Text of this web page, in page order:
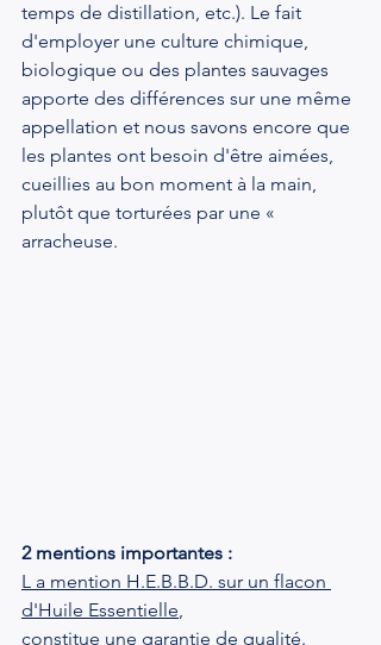
temps de distillation, etc.). Le fait
d'employer une culture chimique,
biologique ou des plantes sauvages
apporte des différences sur une même
appellation et nous savons encore que
les plantes ont besoin d'être aimées,
cueillies au bon moment à la main,
plutôt que torturées par une «
arracheuse.
2 mentions importantes :
L a mention H.E.B.B.D. sur un flacon
d'Huile Essentielle
constitue une garantie de qualité.